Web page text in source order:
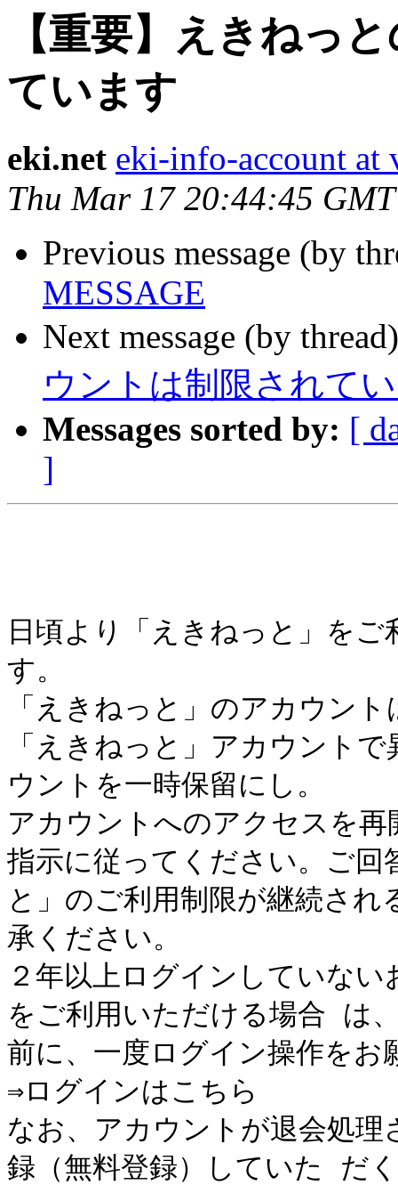
【重要】えきねっ
ています
eki.net eki-info-account at
Thu Mar 17 20:44:45
Previous message (by
MESSAGE
Next message (by
ウントは制限されて
Messages sorted by: [
]
日頃より「えきねっと」を
す。
「えきねっと」のアカウン
「えきねっと」アカウント
ウントを一時保留にし。
アカウントへのアクセスを
指示に従ってください。ご
と」のご利用制限が継続さ
承ください。
２年以上ログインしていな
をご利用いただける場合
前に、一度ログイン操作をお
⇒ログインはこちら
なお、アカウントが退会処
録（無料登録）していた だ